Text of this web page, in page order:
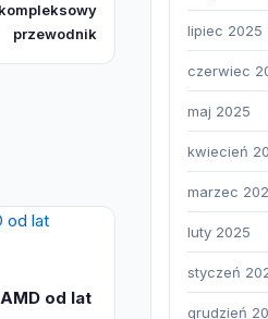
przewodnik
od lat
lipiec 2025
czerwiec
maj 2025
kwiecień
marzec
luty 2025
styczeń
grudzień